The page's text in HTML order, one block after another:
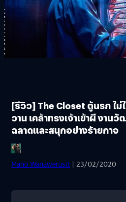
[รีวิว] The Closet ตู้นรก ไม่
วาน เคล้าทรงเจ้าเข้าผี งา
ฉลาดและสนุกอย่างร้ายกาจ
Mano Wanawerusit | 23/02/2020